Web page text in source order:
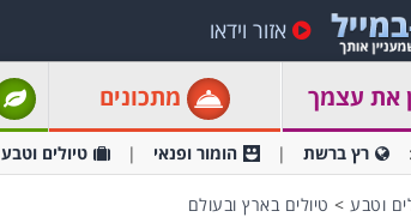
אזור וידאו
את עצמך מתכונים
רץ ברשת הומור ופנאי טיולים וטבע
וטבע > טיולים בארץ ובעולם